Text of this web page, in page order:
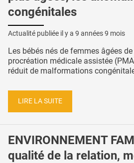
congénitales
Actualité publiée il y a 9 années 9 mois
Les bébés nés de femmes âgées
procréation médicale assistée
réduit de malformations
LIRE LA SUITE
ENVIRONNEMENT
qualité de la relation,